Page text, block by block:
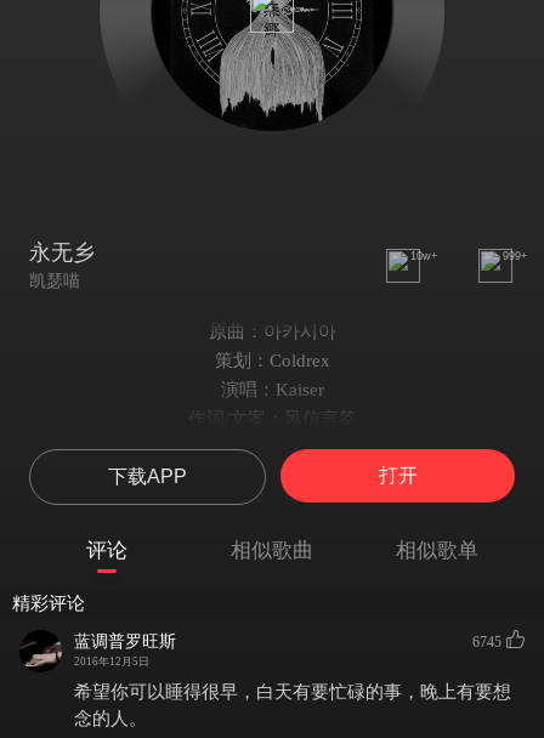
永无乡
凯瑟喵
10w+ 999+
原曲：아카시아
策划：Coldrex
演唱：Kaiser
作词/文案：风信言筌
混音：圣雨轻纱
美工：阿凉
曲绘：Tuar
你看 那处 有个三足怪物
行路人从来没有归宿
下载APP 打开
评论 相似歌曲 相似歌单
精彩评论
蓝调普罗旺斯
2016年12月5日
6745
希望你可以睡得很早，白天有要忙碌的事，晚上有要想
念的人。